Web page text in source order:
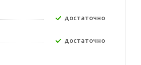
Достаточно
Достаточно